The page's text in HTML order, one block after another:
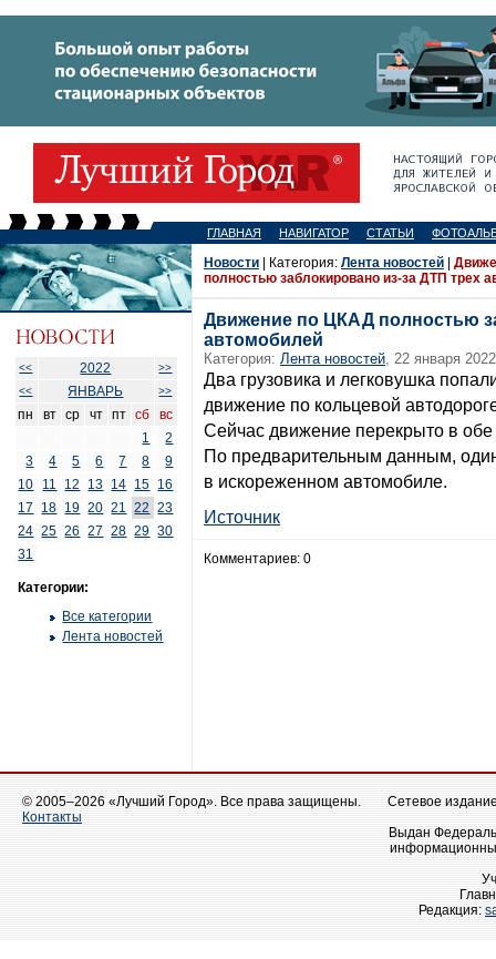
ГЛАВНАЯ НАВИГАТОР СТАТЬИ
<< 2022
>>
<<
ЯНВАРЬ >>
пн вт ср чт пт сб
вс
1
2
3
4 5 6 7 8
9
10
11 12 13 14 15 16
17
18 19 20 21 22
23
24 25 26 27 28 29 30
31
Категории:
Все категории
Лента новостей
Новости | Категория: Лента новостей
полностью заблокировано из-за ДТП трех
Движение по ЦКАД полностью
автомобилей
Категория: Лента новостей, 22 января
Два грузовика и легковушка
движение по кольцевой
Сейчас движение перекрыто в
По предварительным данным,
в искореженном автомобиле.
Источник
Комментариев: 0
© 2005–2026 «Лучший Город». Все права защищены.
Контакты
Сетевое
Выдан
Редакция: